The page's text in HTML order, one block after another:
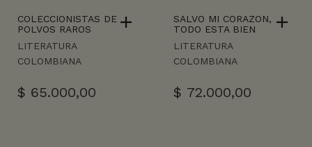
COLECCIONISTAS DE
POLVOS RAROS
LITERATURA
COLOMBIANA
$ 65.000,00
SALVO MI CORAZON,
TODO ESTA BIEN
LITERATURA
COLOMBIANA
$ 72.000,00